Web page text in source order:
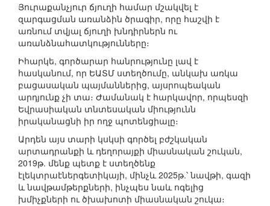
Յուրաքանչյուր ճյուղի համար մշակվել է
զարգացման առանձին ծրագիր, որը հաշվի է
առնում տվյալ ճյուղի խնդիրներն ու
առանձնահատկությունները։
Իհարկե, գործարար հանրությունը լավ է
հասկանում, որ ԵԱՏՄ ստեղծումը, անկախ առկա
բացասական պայմաններից, այսրոպեական
արդյունք չի տա։ Ժամանակ է հարկավոր, որպեսզի
Եվրասիական տնտեսական միությունն
իրականացնի իր ողջ պոտենցիալը։
Արդեն այս տարի կսկսի գործել բժշկական
արտադրանքի և դեղորայքի միասնական շուկան,
2019թ. մենք պետք է ստեղծենք
էլեկտրաէներգետիկայի, մինչև 2025թ.՝ նավթի, գազի
և նավթամթերքների, ինչպես նաև ոգելից
խմիչքների ու ծխախոտի միասնական շուկա։